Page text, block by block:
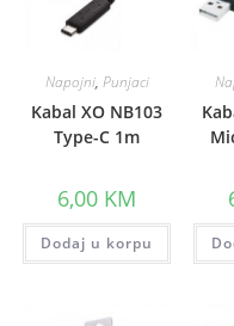
Napojni, Punjaci
Kabal XO NB103
Type-C 1m
6,00 KM
Dodaj u korpu